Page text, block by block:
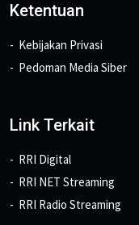
Ketentuan
Kebijakan Privasi
Pedoman Media Siber
Link Terkait
RRI Digital
RRI NET Streaming
RRI Radio Streaming